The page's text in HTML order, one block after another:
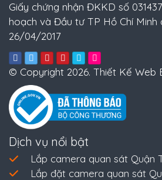
Giấy chứng nhận ĐKKD số
hoạch và Đầu tư TP Hồ Chí Minh
26/04/2017
© Copyright 2026. Thiết Kế Web
Dịch vụ nổi bật
Lắp camera quan sát Quận
Lắp đặt camera quan sát